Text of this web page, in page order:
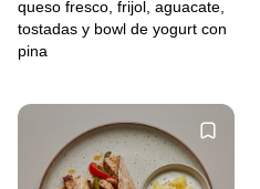
queso fresco, frijol, aguacate,
tostadas y bowl de yogurt con
pina